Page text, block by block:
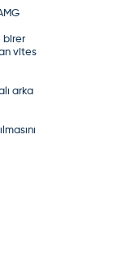
birer
vites
arka